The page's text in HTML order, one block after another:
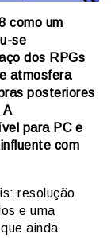
como um
se
dos RPGs
atmosfera
posteriores
A
para PC e
com
resolução
e uma
ainda